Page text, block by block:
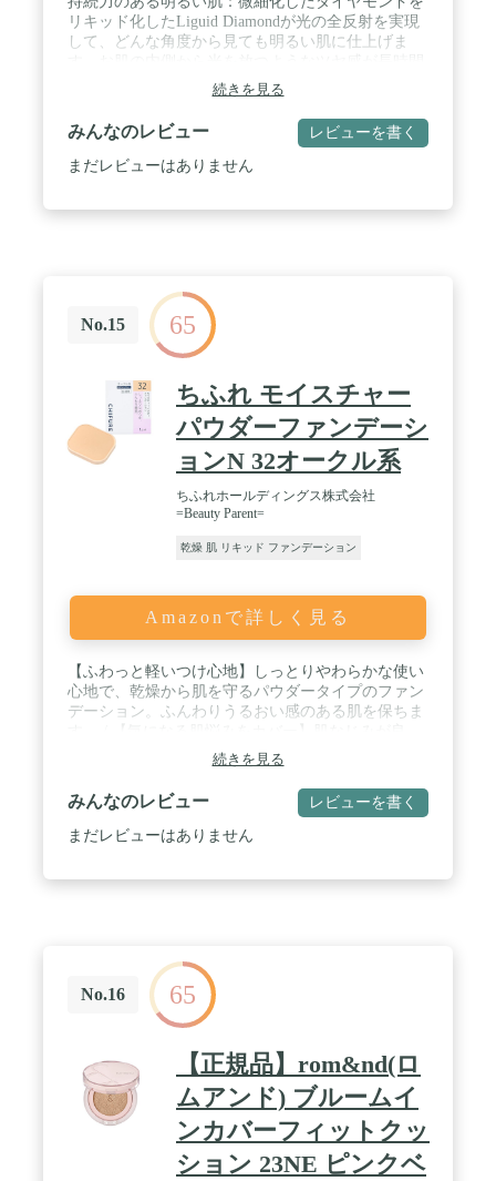
リキッド化したLiguid Diamondが光の全反射を実現
して、どんな角度から見ても明るい肌に仕上げま
続きます。 / うるツヤ：肌に潤いを与えてくれる保
湿成分でしっとり潤い肌を長時間キープしてくれま
す。お肌の奥まで、ミストを吹きかけたようなうる
ツヤ肌へと導いてくれます。 / 華やかな仕上がり：
付属の反射光パフで、より均一でなめらかに密着さ
ー展開:アモーレパシフィック独自のカラーデータを
ともに設計されました。全3色のカラー展開で、お
肌にぴったりなカラーが選べます。人気な韓国コス
続きを見る
みんなのレビュー レビューを書く
まだレビューはありません
No.15 65
ちふれ モイスチャー
パウダーファンデーシ
ョンN 32オークル系
ちふれホールディングス株式会社
=Beauty Parent=
乾燥 肌 リキッド ファンデーション
Amazonで詳しく見る
【ふわっと軽いつけ心地】しっとりやわらかな使い
心地で、乾燥から肌を守るパウダータイプのファン
デーション。ふんわりうるおい感のある肌を保ちま
く、なめらかにのびて肌に溶け込むようにフィッ
ト。毛穴や色ムラを自然にカバーし、凹凸のないキ
メ細かい美肌に仕上げます。 / 【ナチュラルな仕上
がり】自然なつや感と立体感のある仕上がり。くす
みを防ぎ、ふんわりとしたやわらかな印象の肌に仕
続きを見る
みんなのレビュー レビューを書く
まだレビューはありません
No.16 65
【正規品】rom&nd(ロ
ムアンド) ブルームイ
ンカバーフィットクッ
ション 23NE ピンクベ